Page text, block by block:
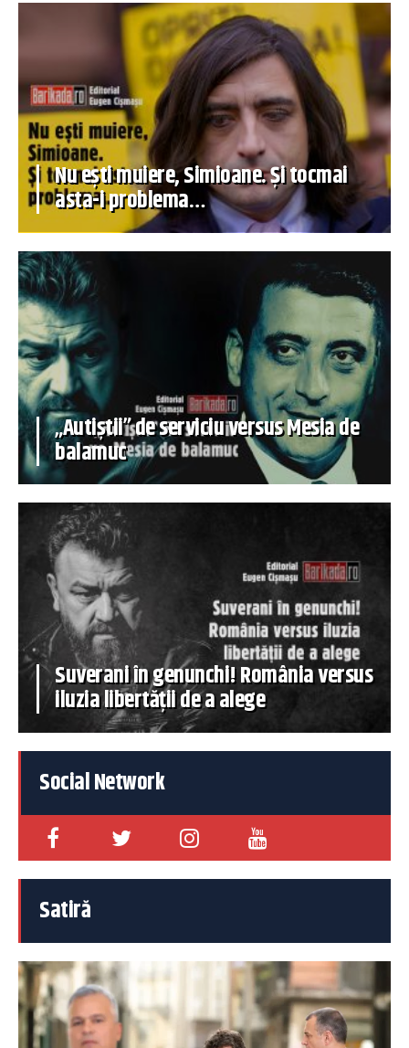
Nu ești muiere, Simioane. Și tocmai
asta-i problema…
„Autiștii” de serviciu versus Mesia de
balamuc
Suverani în genunchi! România versus
iluzia libertății de a alege
Social Network
Satiră